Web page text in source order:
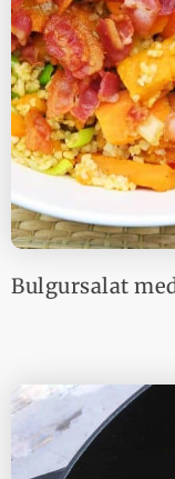
Bulgursalat